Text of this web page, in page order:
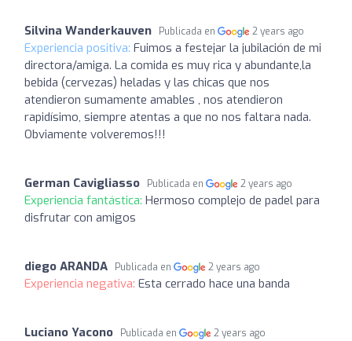
Silvina Wanderkauven Publicada en 2 years ago
Experiencia positiva: Fuimos a festejar la jubilación de mi
directora/amiga. La comida es muy rica y abundante,la
bebida (cervezas) heladas y las chicas que nos
atendieron sumamente amables , nos atendieron
rapidísimo, siempre atentas a que no nos faltara nada.
Obviamente volveremos!!!
German Cavigliasso Publicada en 2 years ago
Experiencia fantástica: Hermoso complejo de padel para
disfrutar con amigos
diego ARANDA Publicada en 2 years ago
Experiencia negativa: Esta cerrado hace una banda
Luciano Yacono Publicada en 2 years ago